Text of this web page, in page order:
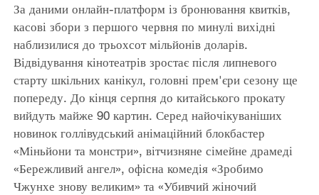
За даними онлайн-платформ із бронювання квитків,
касові збори з першого червня по минулі вихідні
наблизилися до трьохсот мільйонів доларів.
Відвідування кінотеатрів зростає після липневого
старту шкільних канікул, головні прем'єри сезону ще
попереду. До кінця серпня до китайського прокату
вийдуть майже 90 картин. Серед найочікуваніших
новинок голлівудський анімаційний блокбастер
«Міньйони та монстри», вітчизняне сімейне драмеді
«Бережливий ангел», офісна комедія «Зробимо
Чжунхе знову великим» та «Убивчий жіночий